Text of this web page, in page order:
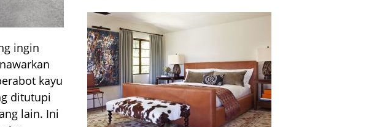
ingin
kayu
ditutupi
lain. Ini